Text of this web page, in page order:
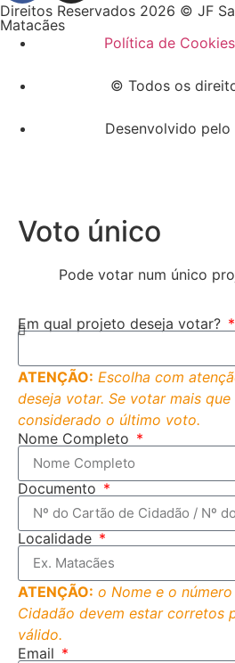
Direitos Reservados 2026 © JF
Matacães
Política de
© Todos os
Desenvolvido pelo
Voto único
Pode votar num único
Em qual projeto deseja votar?
ATENÇÃO: Escolha com
deseja votar. Se votar mais que
considerado o último voto.
Nome Completo
Documento
Localidade
ATENÇÃO: o Nome e o
Cidadão devem estar corretos
válido.
Email